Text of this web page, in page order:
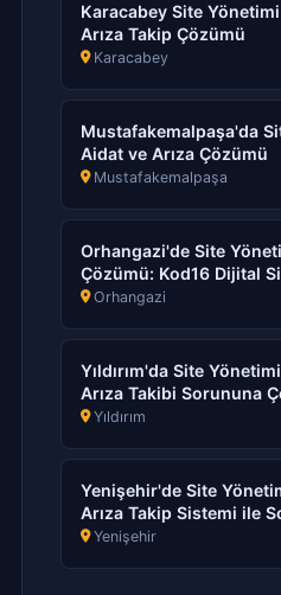
Karacabey Site
Arıza Takip Çözümü
Karacabey
Mustafakemalpaşa'da
Aidat ve Arıza Çözümü
Mustafakemalpaşa
Orhangazi'de Site
Çözümü: Kod16 Dijital
Orhangazi
Yıldırım'da Site
Arıza Takibi Sorununa
Yıldırım
Yenişehir'de Site
Arıza Takip Sistemi ile
Yenişehir